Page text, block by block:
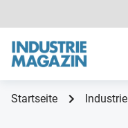
Startseite Industrie